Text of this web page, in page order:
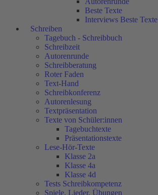
Beste Texte
Interviews Beste Texte
Schreiben
Tagebuch - Schreibbuch
Schreibzeit
Autorenrunde
Schreibberatung
Roter Faden
Text-Hand
Schreibkonferenz
Autorenlesung
Textpräsentation
Texte von Schüler:innen
Tagebuchtexte
Präsentationstexte
Lese-Hör-Texte
Klasse 2a
Klasse 4a
Klasse 4d
Tests Schreibkompetenz
Spiele, Lieder, Übungen